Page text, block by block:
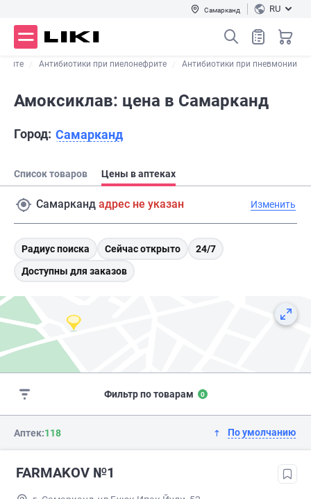
Самарканд RU
Антибиотики при пиелонефрите Антибиотики при пневмонии
Амоксиклав: цена в Самарканд
Город: Самарканд
Список товаров Цены в аптеках
Самарканд адрес не указан Изменить
Радиус поиска Сейчас открыто
24/7
Доступны для заказов
Фильтр по товарам 0
Аптек:118 По умолчанию
FARMAKOV №1